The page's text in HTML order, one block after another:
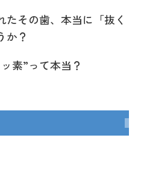
たその歯、本当に「抜く
か？
素”って本当？